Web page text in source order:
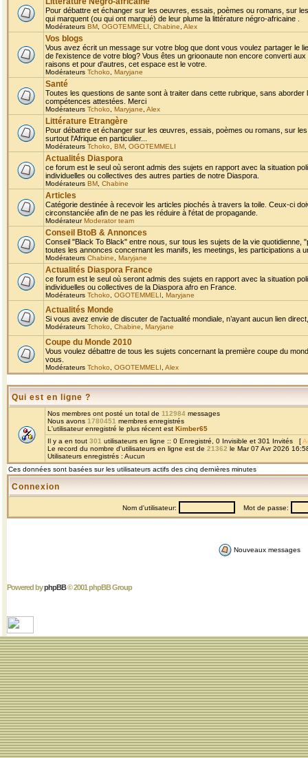
Pour débattre et échanger sur les oeuvres, essais, poèmes ou romans, sur
qui marquent (ou qui ont marqué) de leur plume la littérature négro-africaine .
Modérateurs BM OGOTEMMELI Chabine Alex
Vos blogs
Vous avez écrit un message sur votre blog que dont vous voulez partager le
de l'existence de votre blog? Vous êtes un grioonaute non encore converti
raisons et pour d'autres, cet espace est le votre.
Modérateurs Tchoko Maryjane
Santé
Toutes les questions de sante sont à traiter dans cette rubrique, sans
compétences attestées. Merci
Modérateurs Tchoko Maryjane Alex
Littérature Etrangère
Pour débattre et échanger sur les œuvres, essais, poèmes ou romans, sur
surtout l'Afrique en particulier...
Modérateurs Tchoko BM OGOTEMMELI
Actualités Diaspora
ce forum est le seul où seront admis des sujets en rapport avec la situation
individuelles ou collectives des autres parties de notre Diaspora.
Modérateurs BM Chabine
Articles
Catégorie destinée à recevoir les articles piochés à travers la toile. Ceux-ci
circonstanciée afin de ne pas les réduire à l'état de propagande.
ModérateurModerator team
Conseil BtoB & Annonces
Conseil "Black To Black" entre nous, sur tous les sujets de la vie
toutes les annonces concernant les manifs, les meetings, les participations a
Modérateurs Chabine Maryjane
Actualités Diaspora France
ce forum est le seul où seront admis des sujets en rapport avec la situation
individuelles ou collectives de la Diaspora afro en France.
Modérateurs Tchoko OGOTEMMELI Maryjane
Actualités Monde
Si vous avez envie de discuter de l’actualité mondiale, n’ayant aucun lien
Modérateurs Tchoko Chabine Maryjane
Coupe du Monde 2010
Vous voulez débattre de tous les sujets concernant la première coupe du
vous.
Modérateurs Tchoko OGOTEMMELI Alex
Qui est en ligne ?
Nos membres ont posté un total de 112984 messages
Nous avons 1780451 membres enregistrés
L'utilisateur enregistré le plus récent est Kimber65
Il y a en tout 301 utilisateurs en ligne :: 0 Enregistré, 0 Invisible et 301 Invités [
Le record du nombre d'utilisateurs en ligne est de 21362 le Mar 07 Avr 2026
Utilisateurs enregistrés : Aucun
Ces données sont basées sur les utilisateurs actifs des cinq dernières minutes
Connexion
Nom d'utilisateur: Mot de passe:
Nouveaux messages
Powered byphpBB© 2001 phpBB Group